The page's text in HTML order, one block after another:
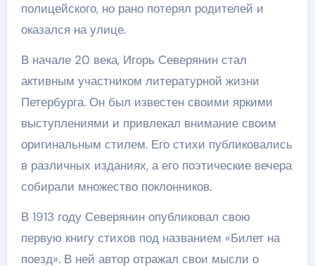
полицейского, но рано потерял родителей и
оказался на улице.
В начале 20 века, Игорь Северянин стал
активным участником литературной жизни
Петербурга. Он был известен своими яркими
выступлениями и привлекал внимание своим
оригинальным стилем. Его стихи публиковались
в различных изданиях, а его поэтические вечера
собирали множество поклонников.
В 1913 году Северянин опубликовал свою
первую книгу стихов под названием «Билет на
поезд». В ней автор отражал свои мысли о